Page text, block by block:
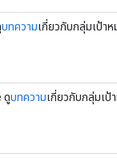
บทความเกี่ยวกับกลุ่มเป้า
ดูบทความเกี่ยวกับกลุ่มเป้